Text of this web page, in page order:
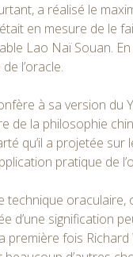
a réalisé le
en mesure de le
Lao Naï Souan.
l’oracle.
à sa version du
de la philosophie
qu’il a projetée sur
pratique de
technique
d’une signification
première fois